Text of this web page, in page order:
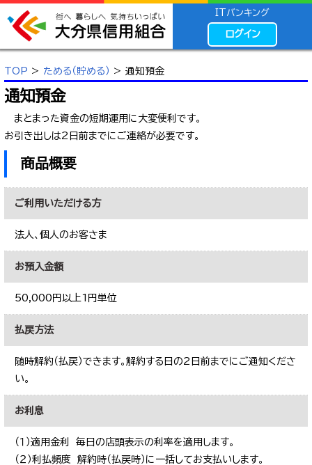
ITバンキング
ログイン
TOP > ためる（貯める） > 通知預金
通知預金
まとまった資金の短期運用に大変便利です。
お引き出しは2日前までにご連絡が必要です。
商品概要
ご利用いただける方
法人、個人のお客さま
お預入金額
50,000円以上1円単位
払戻方法
随時解約（払戻）できます。解約する日の2日前までにご通知くださ
い。
お利息
（１）適用金利 毎日の店頭表示の利率を適用します。
（２）利払頻度 解約時（払戻時）に一括してお支払いします。